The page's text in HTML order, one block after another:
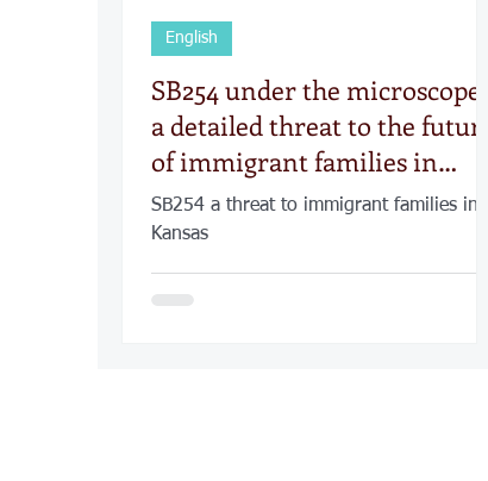
SB254 under the microscope:
a detailed threat to the future
of immigrant families in
Kansas
SB254 a threat to immigrant families in
Kansas
English